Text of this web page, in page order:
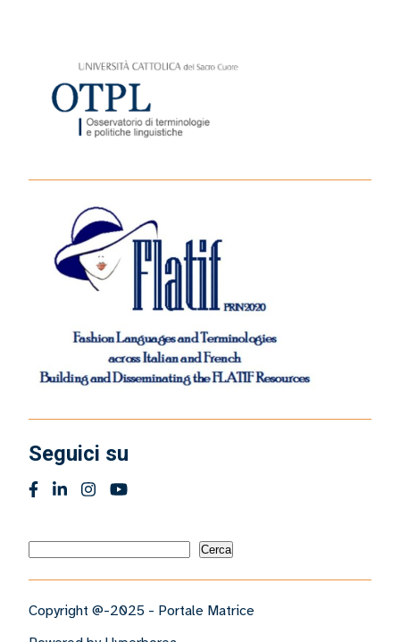
Seguici su
Cerca
Copyright @-2025 - Portale Matrice